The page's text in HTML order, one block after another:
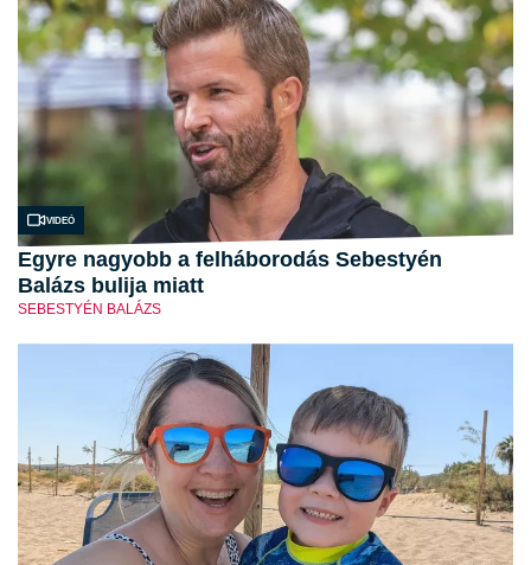
Videó
Egyre nagyobb a felháborodás Sebestyén
Balázs bulija miatt
SEBESTYÉN BALÁZS